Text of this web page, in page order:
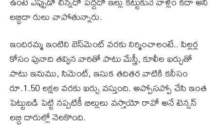
లబ్ధిదా రులు వాపోతున్నారు.
ఇందిరమ్మ ఇంటిని బెస్​మెంట్ వరకు నిర్మించాలంటే.. పిల్లర్ల
కోసం పునాది తవ్విన వారితో పాటు మేస్త్రీ, కూలీల ఖర్చుతో
పాటు ఇనుము, సిమెంట్, ఇసుక తదితర వాటికి కనీసం
రూ.1.50 లక్షల వరకు ఖర్చు వస్తుంది. అప్పోసప్పో చేసి ఇంత
పెట్టుబడి పెట్టి నప్పటికీ బిల్లులు వస్తాయో రావో అనే టెన్షన్
లబ్ధి దారుల్లో నెలకొంది.